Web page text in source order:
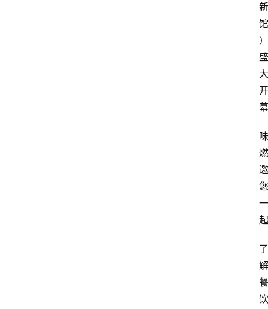
新
馆
）
盛
大
开
幕
味
燃
邀
您
一
起
了
解
餐
饮